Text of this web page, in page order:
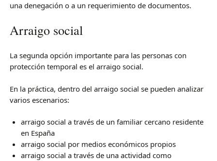
una denegación o a un requerimiento de documentos.
Arraigo social
La segunda opción importante para las personas con
protección temporal es el arraigo social.
En la práctica, dentro del arraigo social se pueden analizar
varios escenarios:
arraigo social a través de un familiar cercano residente
en España
arraigo social por medios económicos propios
arraigo social a través de una actividad como